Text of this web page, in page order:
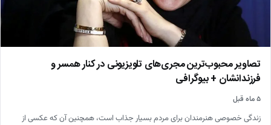
تصاویر محبوب‌ترین مجری‌های تلویزیونی در کنار همسر و
فرزندانشان + بیوگرافی
۵ ماه قبل
زندگی خصوصی هنرمندان برای مردم بسیار جذاب است، همچنین آن که عکسی از